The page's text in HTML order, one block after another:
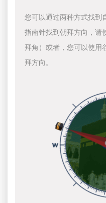
您可以通过两种方式找到
指南针找到朝拜方向，请
拜角）或者，您可以使用
拜方向。